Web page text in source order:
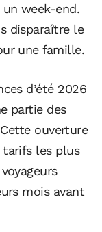
week-end.
disparaître le
une famille.
d’été 2026
partie des
ouverture
tarifs les plus
mois avant